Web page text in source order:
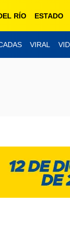
RÍO ESTADO
VIRAL